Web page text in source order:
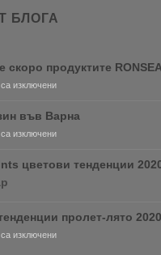
БЛОГА
скоро продуктите
изключениза
продуктите
RONSEAL
PURDY!
във Варна
изключениза
цветови тенденции
цветови
тенденции
пролет-лято 2020
изключениза